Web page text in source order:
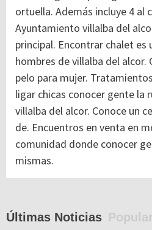
ortuella. Además incluye 4 al
Ayuntamiento villalba del
principal. Encontrar chalet es
hombres de villalba del alcor.
pelo para mujer.
ligar chicas conocer gente la
villalba del alcor. Conoce un
de. Encuentros en venta en
comunidad donde conocer
mismas.
Últimas Noticias Popular